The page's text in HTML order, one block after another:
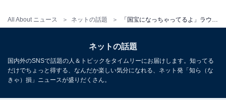
All About ニュース ネットの話題 「国宝になっちゃってるよ」ラウール、MVの美しいオフショット公開！ 「内臓何処にしまってますか？」
ネットの話題
国内外のSNSで話題の人＆トピックをタイムリーにお届けします。知ってる
だけでちょっと得する、なんだか楽しい気分になれる、ネット発「知ら（な
きゃ）損」ニュースが盛りだくさん。